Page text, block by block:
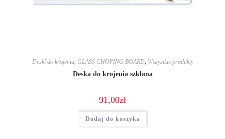
Deski do krojenia, GLASS CHOPING BOARD, Wszystkie produkty
Deska do krojenia szklana
91,00zł
Dodaj do koszyka